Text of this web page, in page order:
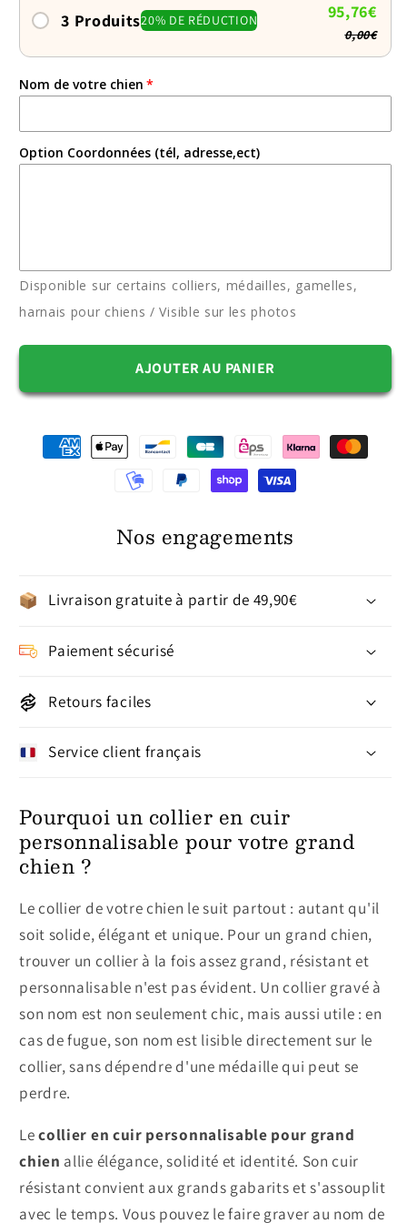
gravé
gravé
3 Produits20% DE RÉDUCTION 95,76€
0,00€
Nom de votre chien
Option Coordonnées (tél, adresse,ect)
Disponible sur certains colliers, médailles, gamelles,
harnais pour chiens / Visible sur les photos
AJOUTER AU PANIER
Nos engagements
Livraison gratuite à partir de 49,90€
Paiement sécurisé
Retours faciles
Service client français
Pourquoi un collier en cuir
personnalisable pour votre grand
chien ?
Le collier de votre chien le suit partout : autant qu'il
soit solide, élégant et unique. Pour un grand chien,
trouver un collier à la fois assez grand, résistant et
personnalisable n'est pas évident. Un collier gravé à
son nom est non seulement chic, mais aussi utile : en
cas de fugue, son nom est lisible directement sur le
collier, sans dépendre d'une médaille qui peut se
perdre.
Lecollier en cuir personnalisable pour grand
chien allie élégance, solidité et identité. Son cuir
résistant convient aux grands gabarits et s'assouplit
avec le temps. Vous pouvez le faire graver au nom de